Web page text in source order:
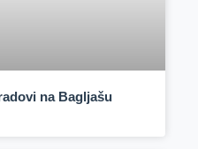
na Bagljašu